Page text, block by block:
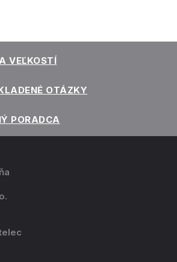
VEĽKOSTÍ
OTÁZKY
PORADCA